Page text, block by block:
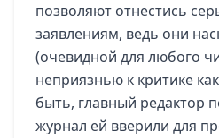
позволяют отнестись
заявлениям, ведь они
(очевидной для любого
неприязнью к критике
быть, главный редактор
журнал ей вверили для